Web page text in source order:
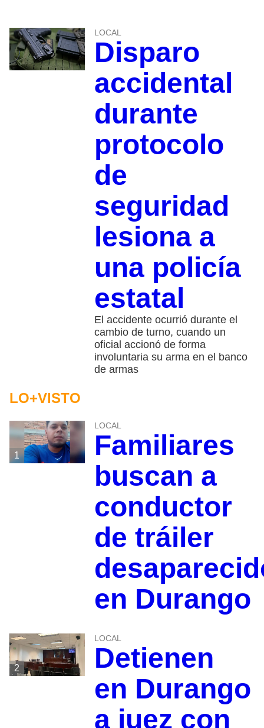
LOCAL
Disparo
accidental
durante
protocolo
de
seguridad
lesiona a
una policía
estatal
El accidente ocurrió durante el
cambio de turno, cuando un
oficial accionó de forma
involuntaria su arma en el banco
de armas
LO+VISTO
1
LOCAL
Familiares
buscan a
conductor
de tráiler
en Durango
2
LOCAL
Detienen
en Durango
a juez con